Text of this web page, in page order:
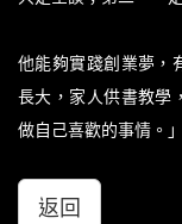
他能夠實踐創業夢，
長大，家人供書教學
做自己喜歡的事情。」
返回